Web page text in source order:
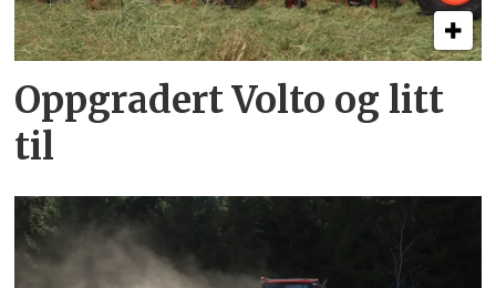
Oppgradert Volto og litt
til